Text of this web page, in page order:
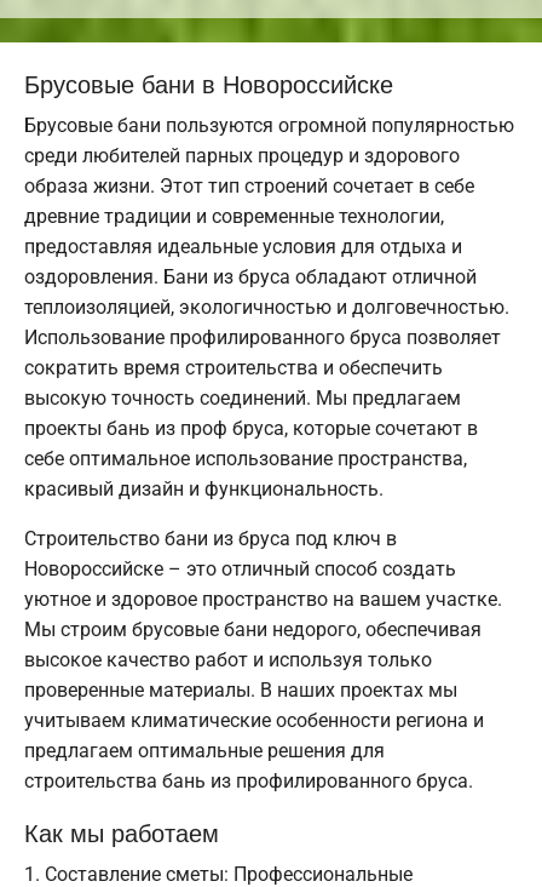
Брусовые бани в Новороссийске
Брусовые бани пользуются огромной популярностью
среди любителей парных процедур и здорового
образа жизни. Этот тип строений сочетает в себе
древние традиции и современные технологии,
предоставляя идеальные условия для отдыха и
оздоровления. Бани из бруса обладают отличной
теплоизоляцией, экологичностью и долговечностью.
Использование профилированного бруса позволяет
сократить время строительства и обеспечить
высокую точность соединений. Мы предлагаем
проекты бань из проф бруса, которые сочетают в
себе оптимальное использование пространства,
красивый дизайн и функциональность.
Строительство бани из бруса под ключ в
Новороссийске – это отличный способ создать
уютное и здоровое пространство на вашем участке.
Мы строим брусовые бани недорого, обеспечивая
высокое качество работ и используя только
проверенные материалы. В наших проектах мы
учитываем климатические особенности региона и
предлагаем оптимальные решения для
строительства бань из профилированного бруса.
Как мы работаем
Составление сметы: Профессиональные